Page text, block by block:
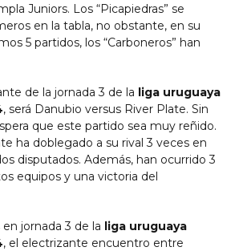
Juniors. Los “Picapiedras” se
en la tabla, no obstante, en su
5 partidos, los “Carboneros” han
de la jornada 3 de la liga uruguaya
, será Danubio versus River Plate. Sin
que este partido sea muy reñido.
ha doblegado a su rival 3 veces en
disputados. Además, han ocurrido 3
equipos y una victoria del
jornada 3 de la liga uruguaya
, el electrizante encuentro entre